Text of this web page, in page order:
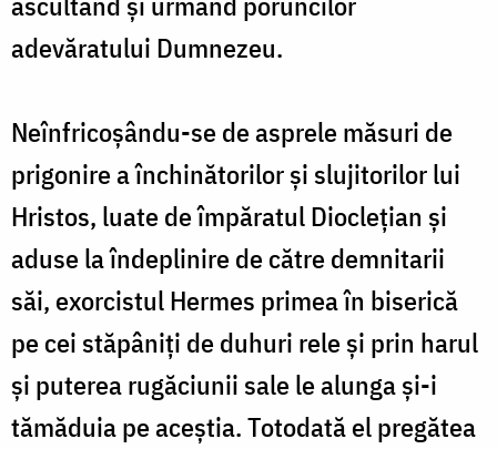
adevăratului Dumnezeu.
Neînfricoșându-se de asprele măsuri de
prigonire a închinătorilor și slujitorilor lui
Hristos, luate de împăratul Dioclețian și
aduse la îndeplinire de către demnitarii
săi, exorcistul Hermes primea în biserică
pe cei stăpâniți de duhuri rele și prin harul
și puterea rugăciunii sale le alunga și-i
tămăduia pe aceștia. Totodată el pregătea